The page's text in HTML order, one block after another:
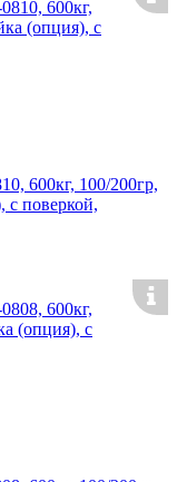
600кг, 100/200гр,
с поверкой,